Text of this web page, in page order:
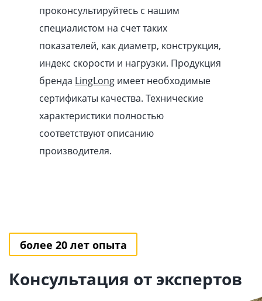
проконсультируйтесь с нашим
специалистом на счет таких
показателей, как диаметр, конструкция,
индекс скорости и нагрузки. Продукция
бренда LingLong имеет необходимые
сертификаты качества. Технические
характеристики полностью
соответствуют описанию
производителя.
более 20 лет опыта
Консультация от экспертов